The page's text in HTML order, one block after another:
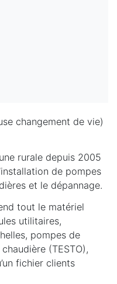
changement de vie)
rurale depuis 2005
de pompes
et le dépannage.
tout le matériel
utilitaires,
pompes de
(TESTO),
fichier clients